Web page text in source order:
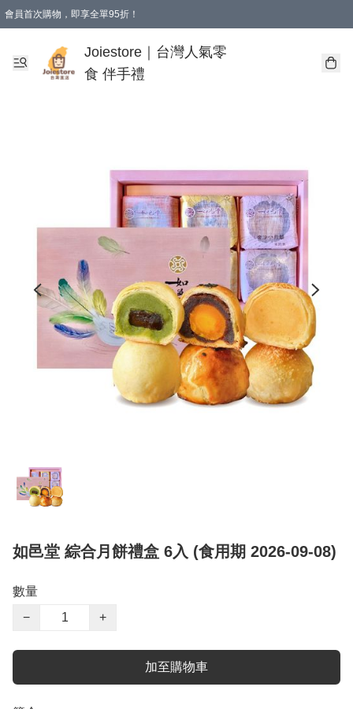
會員首次購物，即享全單95折！
購物滿 HKD 350.00即享免運費優惠！（適用於 本地送貨、本地取貨 )
Joiestore｜台灣人氣零
食 伴手禮
如邑堂 綜合月餅禮盒 6入 (食用期 2026-09-08)
數量
−
+
加至購物車